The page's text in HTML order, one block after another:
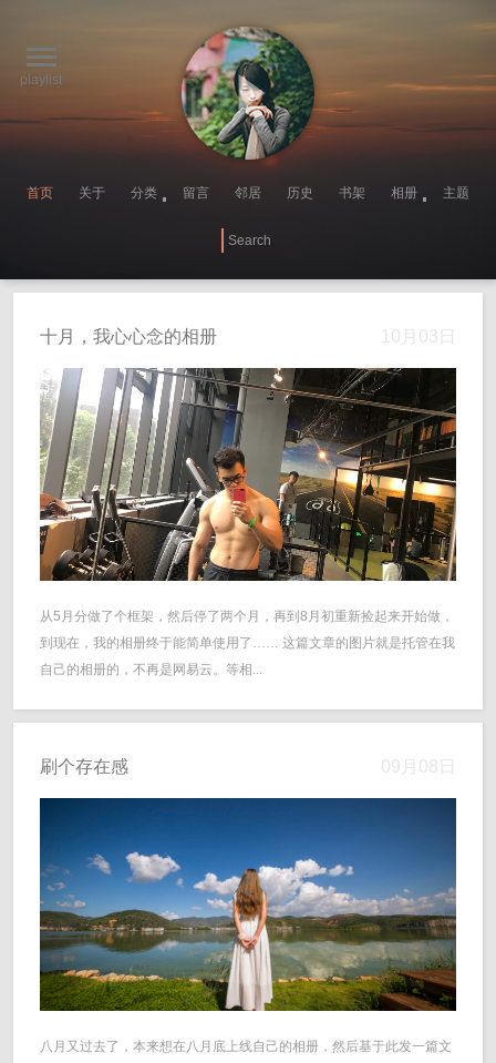
playlist
首页 关于 分类 留言 邻居 历史 书架 相册 主题
十月，我心心念的相册 10月03日
从5月分做了个框架，然后停了两个月，再到8月初重新捡起来开始做，
到现在，我的相册终于能简单使用了…… 这篇文章的图片就是托管在我
自己的相册的，不再是网易云。等相...
刷个存在感 09月08日
八月又过去了，本来想在八月底上线自己的相册，然后基于此发一篇文